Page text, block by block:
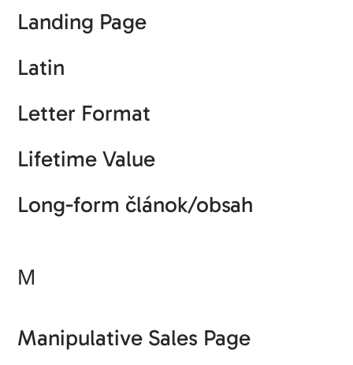
Landing Page
Latin
Letter Format
Lifetime Value
Long-form článok/obsah
M
Manipulative Sales Page